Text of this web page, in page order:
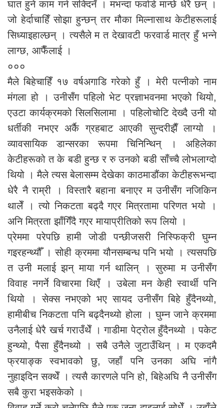
घात हुने काम गर्न सक्दिनँ । मभन्दा फर्वार्ड मान्छे धेरै छन् ।
जो हेर्दाचाहिँ सोझा हुन्छन् तर मौका मिल्नासाथ केटीहरूलाई
सिध्याइहाल्छन् । त्यसैले म त देखावटी फरवार्ड मात्र हुँ भन्ने
लाग्छ, आफैँलाई ।
०००
मैले बिहेचाहिँ १७ वर्षअगाडि गरेको हुँ । मेरी पत्नीको नाम
मंगला हो । उनीसँग पहिलो भेट प्रज्ञाभवनमा भएको थियो,
एउटा कार्यक्रमको सिलसिलामा । पहिलोचोटि देख्दै उनी यो
धर्तीकी नभएर अर्कै ग्रहबाट आएकी सुन्दरीझैँ लाग्यो ।
व्यावसायिक डान्सरका रूपमा चिनिन्थिन् । अहिलेका
केटीहरूको त के बडी हुन्छ र रु उनको बडी साँच्चै लोभलाग्दो
थियो । मैले त्यस बेलासम्म देखेका काठमाडौंका केटीहरूभन्दा
धेरै नै राम्री । विस्तारै बहाना बनाएर म उनीसँग नजिकिन
थालेँ । त्यो निकटता बढ्दै गएर मित्रतामा परिणत भयो ।
अनि मित्रता झाँगिँदै गएर मायाप्रीतिको रूप लियो ।
प्रेममा परेपछि हामी जोडी पन्छीजसरी निस्फिक्री घुम्न
गइरहन्थ्यौँ । सोही क्रममा यौनसम्बन्ध पनि भयो । त्यसपछि
त उनी मलाई झन् माया गर्न थालिन् । सुरुमा म उनीसँग
विवाह नगर्ने विचारमा थिएँ । उबेला मन केही स्वार्थी पनि
थियो । सेक्स नभएको भए सायद उनीसँग बिहे हुँदैनथ्यो,
हामीबीच निकटता पनि बढ्दैनथ्यो होला । घुम्न जाने क्रममा
उनैलाई धेरै खर्च गराउँथेँ । गाडीमा पेट्रोल हुँदैनथ्यो । पकेट
हुन्थ्यो, पैसा हुँदैनथ्यो । सबै उनैले जुटाउँथिन् । म एकदमै
फ्रयाङ्क स्वभावको छु, जहाँ पनि उनका अघि नांगै
नुहाइदिन सक्थेँ । त्यसै कारणले पनि हो, बिहेअघि नै उनीसँग
सबै कुरा भइसकेको ।